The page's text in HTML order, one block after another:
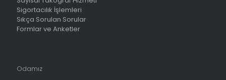
Sigortacılık İşlemleri
Sıkça Sorulan Sorular
Formlar ve Anketler
Odamız